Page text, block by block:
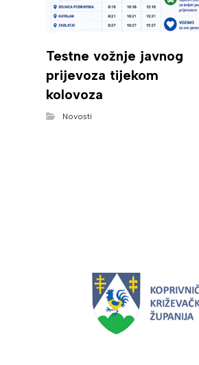
Testne vožnje javnog
prijevoza tijekom
kolovoza
Novosti